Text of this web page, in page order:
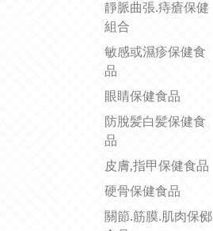
靜脈曲張.痔瘡保健
組合
敏感或濕疹保健食
品
眼睛保健食品
防脫髪白髪保健食
品
皮膚,指甲保健食品
硬骨保健食品
關節.筋膜.肌肉保鄇